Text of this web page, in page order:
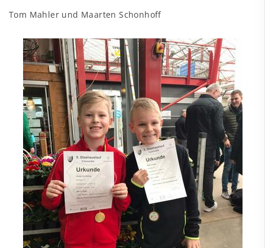
Tom Mahler und Maarten Schonhoff